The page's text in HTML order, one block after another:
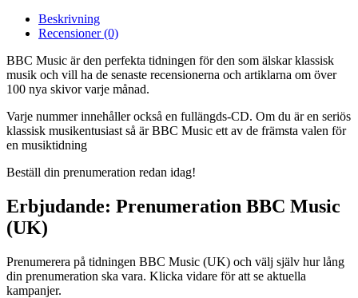
Beskrivning
Recensioner (0)
BBC Music är den perfekta tidningen för den som älskar klassisk
musik och vill ha de senaste recensionerna och artiklarna om över
100 nya skivor varje månad.
Varje nummer innehåller också en fullängds-CD. Om du är en seriös
klassisk musikentusiast så är BBC Music ett av de främsta valen för
en musiktidning
Beställ din prenumeration redan idag!
Erbjudande: Prenumeration BBC Music
(UK)
Prenumerera på tidningen BBC Music (UK) och välj själv hur lång
din prenumeration ska vara. Klicka vidare för att se aktuella
kampanjer.